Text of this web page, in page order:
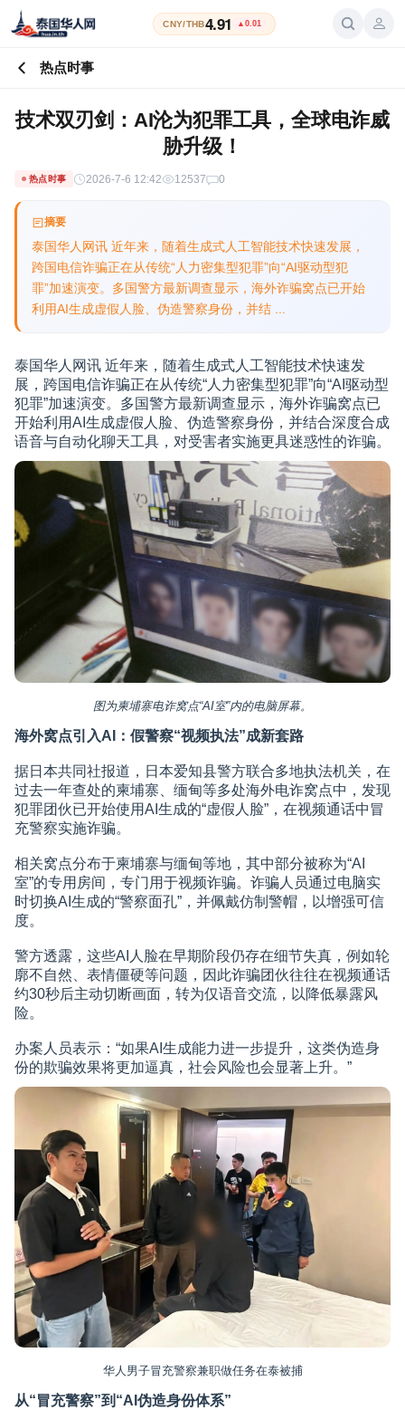
CNY/THB4.91 ▲0.01
热点时事
技术双刃剑：AI沦为犯罪工具，全球电诈威
胁升级！
热点时事 2026-7-6 12:42 12537 0
摘要
泰国华人网讯 近年来，随着生成式人工智能技术快速发展，
跨国电信诈骗正在从传统“人力密集型犯罪”向“AI驱动型犯
罪”加速演变。多国警方最新调查显示，海外诈骗窝点已开始
利用AI生成虚假人脸、伪造警察身份，并结 ...
泰国华人网讯 近年来，随着生成式人工智能技术快速发
展，跨国电信诈骗正在从传统“人力密集型犯罪”向“AI驱动型
犯罪”加速演变。多国警方最新调查显示，海外诈骗窝点已
开始利用AI生成虚假人脸、伪造警察身份，并结合深度合成
语音与自动化聊天工具，对受害者实施更具迷惑性的诈骗。
图为柬埔寨电诈窝点“AI室”内的电脑屏幕。
海外窝点引入AI：假警察“视频执法”成新套路
据日本共同社报道，日本爱知县警方联合多地执法机关，在
过去一年查处的柬埔寨、缅甸等多处海外电诈窝点中，发现
犯罪团伙已开始使用AI生成的“虚假人脸”，在视频通话中冒
充警察实施诈骗。
相关窝点分布于柬埔寨与缅甸等地，其中部分被称为“AI
室”的专用房间，专门用于视频诈骗。诈骗人员通过电脑实
时切换AI生成的“警察面孔”，并佩戴仿制警帽，以增强可信
度。
警方透露，这些AI人脸在早期阶段仍存在细节失真，例如轮
廓不自然、表情僵硬等问题，因此诈骗团伙往往在视频通话
约30秒后主动切断画面，转为仅语音交流，以降低暴露风
险。
办案人员表示：“如果AI生成能力进一步提升，这类伪造身
份的欺骗效果将更加逼真，社会风险也会显著上升。”
华人男子冒充警察兼职做任务在泰被捕
从“冒充警察”到“AI伪造身份体系”